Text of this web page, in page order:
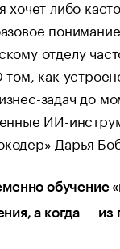
хочет либо
отделу
как
задач до
ИИ-
Дарья
обучение
а когда — из